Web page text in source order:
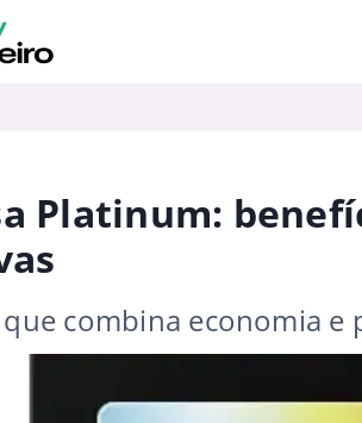
Platinum:
combina economia e